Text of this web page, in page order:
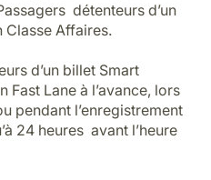
détenteurs d’un
Classe Affaires.
d’un billet Smart
Fast Lane à l’avance, lors
pendant l’enregistrement
24 heures avant l’heure